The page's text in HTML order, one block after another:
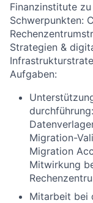
Finanzinstitute
Schwerpunkten:
Strategien &
Aufgaben:
Migration-
Migration
Mitwirkung
Mitarbeit bei